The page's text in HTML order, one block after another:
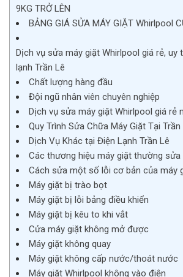
9KG TRỞ LÊN
BẢNG GIÁ SỬA MÁY GIẶT Whirlpool
Dịch vụ sửa máy giặt Whirlpool giá rẻ, uy
lạnh Trần Lê
Chất lượng hàng đầu
Đội ngũ nhân viên chuyên nghiệp
Dịch vụ sửa máy giặt Whirlpool giá rẻ
Quy Trình Sửa Chữa Máy Giặt Tại Trần
Dịch Vụ Khác tại Điện Lạnh Trần Lê
Các thương hiệu máy giặt thường sửa
Cách sửa một số lỗi cơ bản của máy
Máy giặt bị trào bọt
Máy giặt bị lỗi bảng điều khiển
Máy giặt bị kêu to khi vắt
Cửa máy giặt không mở được
Máy giặt không quay
Máy giặt không cấp nước/thoát nước
Máy giặt Whirlpool không vào điện